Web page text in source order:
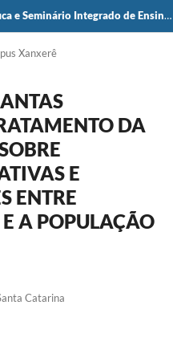
Seminário de Iniciação Científica e Seminário Integrado de Ensino, Pesquisa e Extensão (SIEPE)
Xanxerê
DA
E
ENTRE
A POPULAÇÃO
Catarina